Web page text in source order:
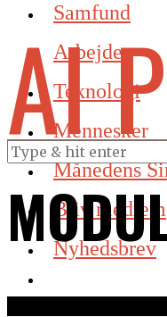
Samfund
Arbejde
Teknologi
Mennesker
Månedens
Bliv medlem
Nyhedsbrev
AI